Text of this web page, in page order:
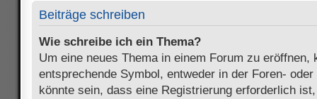
Beiträge schreiben
Wie schreibe ich ein Thema?
Um eine neues Thema in einem Forum zu eröffnen,
entsprechende Symbol, entweder in der Foren-
könnte sein, dass eine Registrierung erforderlich